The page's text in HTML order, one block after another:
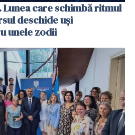
care schimbă ritmul
deschide uși
unele zodii